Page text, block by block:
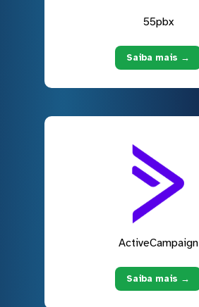
55pbx
Saiba mais →
ActiveCampaign
Saiba mais →